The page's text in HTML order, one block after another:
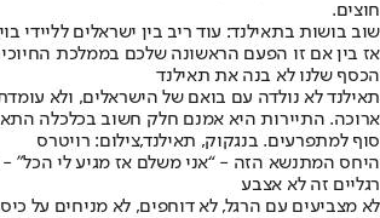
חוצים.
שוב בושות בתאילנד: עוד ריב בין ישראלים לליידי בויז
אז בין אם זו הפעם הראשונה שלכם בממלכת
הכסף שלנו לא בנה את תאילנד
תאילנד לא נולדה עם בואם של הישראלים, ולא
ארוכה. התיירות היא אמנם חלק חשוב בכלכלה התאילנדית,
סוף למתפרעים. בנגקוק, תאילנד,צילום: רויטרס
היחס המתנשא הזה - “אני משלם אז מגיע לי הכל” -
רגליים זה לא אצבע
לא מצביעים עם הרגל, לא דוחפים, לא מניחים על